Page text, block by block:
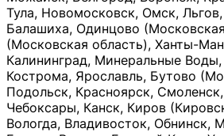
Тула, Новомосковск, Омск,
Балашиха, Одинцово
(Московская область), Ханты-
Калининград, Минеральные Воды,
Кострома, Ярославль, Бутово
Подольск, Красноярск,
Чебоксары, Канск, Киров
Вологда, Владивосток, Обнинск,